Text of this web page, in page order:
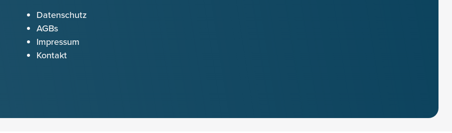
Datenschutz
AGBs
Impressum
Kontakt